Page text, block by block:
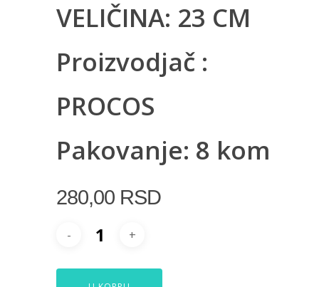
VELIČINA: 23 CM
Proizvodjač :
PROCOS
Pakovanje: 8 kom
280,00 RSD